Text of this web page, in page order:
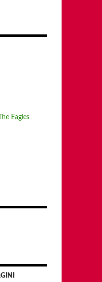
Eagles